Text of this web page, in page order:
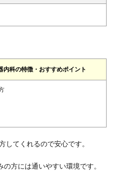
科の特徴・おすすめポイント
してくれるので安心です。
方には通いやすい環境です。